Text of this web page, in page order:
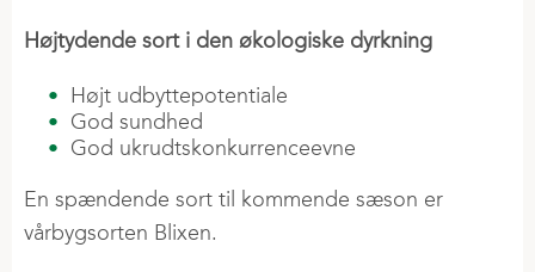
Højtydende sort i den økologiske dyrkning
Højt udbyttepotentiale
God sundhed
God ukrudtskonkurrenceevne
En spændende sort til kommende sæson er
vårbygsorten Blixen.